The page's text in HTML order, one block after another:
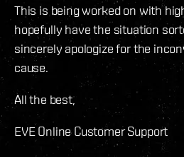
This is being worked on with
hopefully have the situation
sincerely apologize for the
cause.
All the best,
EVE Online Customer Support